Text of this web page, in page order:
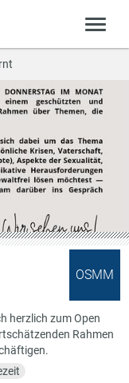
OSMM
herzlich zum Open
Rahmen